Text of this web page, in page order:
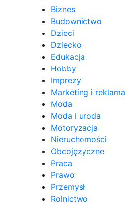
Biznes
Budownictwo
Dzieci
Dziecko
Edukacja
Hobby
Imprezy
Marketing i reklama
Moda
Moda i uroda
Motoryzacja
Nieruchomości
Obcojęzyczne
Praca
Prawo
Przemysł
Rolnictwo